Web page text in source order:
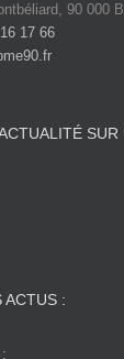
90 000
17 66
ACTUS :